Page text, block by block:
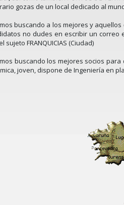
gozas de un local dedicado al
buscando a los mejores y
no dudes en escribir un correo
sujeto FRANQUICIAS (Ciudad)
buscando los mejores socios
joven, dispone de Ingeniería en